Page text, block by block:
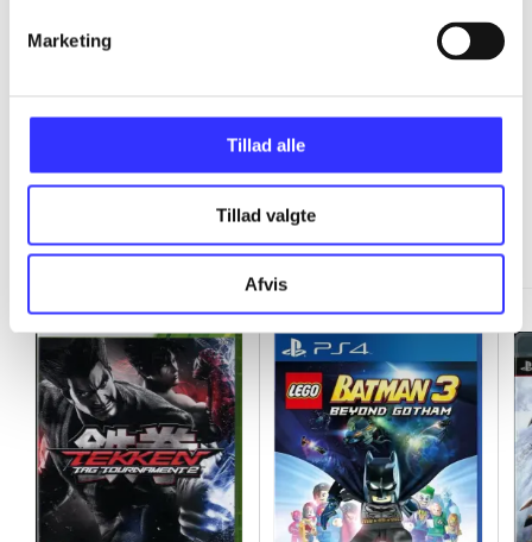
Marketing
Tillad alle
Tillad valgte
Afvis
...